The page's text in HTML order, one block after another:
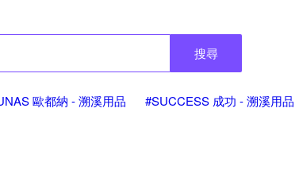
搜尋
歐都納 - 溯溪用品 #SUCCESS 成功 - 溯溪用品